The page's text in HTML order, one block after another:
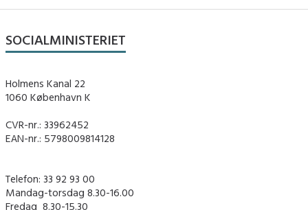
SOCIALMINISTERIET
Holmens Kanal 22
1060 København K
CVR-nr.: 33962452
EAN-nr.: 5798009814128
Telefon: 33 92 93 00
Mandag-torsdag 8.30-16.00
Fredag ​ 8.30-15.30